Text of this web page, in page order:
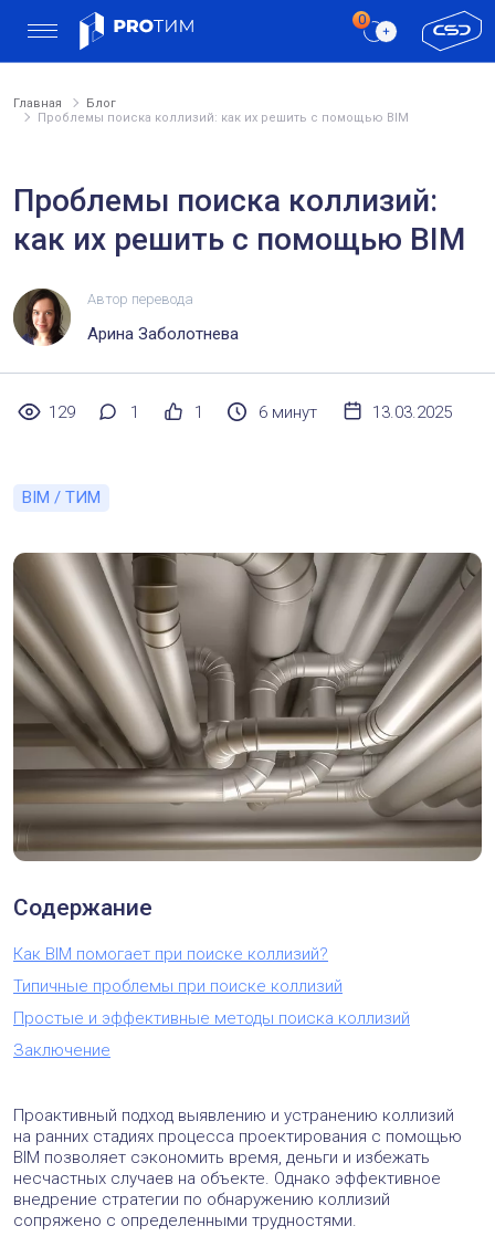
Главная
Блог
Проблемы поиска коллизий: как их решить с помощью BIM
Проблемы поиска коллизий:
как их решить с помощью BIM
Автор перевода
Арина Заболотнева
129 1 1 6 минут 13.03.2025
BIM / ТИМ
Содержание
Как BIM помогает при поиске коллизий?
Типичные проблемы при поиске коллизий
Простые и эффективные методы поиска коллизий
Заключение
Проактивный подход выявлению и устранению коллизий
на ранних стадиях процесса проектирования с помощью
BIM позволяет сэкономить время, деньги и избежать
несчастных случаев на объекте. Однако эффективное
внедрение стратегии по обнаружению коллизий
сопряжено с определенными трудностями.